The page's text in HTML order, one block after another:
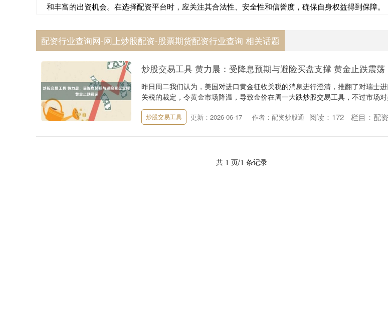
和丰富的出资机会。在选择配资平台时，应关注其合法性、安全性和信誉度，确保自身权益得到保障。
配资行业查询网-网上炒股配资-股票期货配资行业查询 相关话题
炒股交易工具 黄力晨：受降息预期与避险买盘支撑 黄金止跌震荡
昨日周二我们认为，美国对进口黄金征收关税的消息进行澄清，推翻了对瑞士
关税的裁定，令黄金市场降温，导致金价在周一大跌炒股交易工具，不过市场
炒股交易工具 更新：2026-06-17 作者：配资炒股通 阅读： 172 栏目： 配
共 1 页/1 条记录